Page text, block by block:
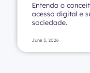
Entenda o
acesso digital e
sociedade.
June 3, 2026